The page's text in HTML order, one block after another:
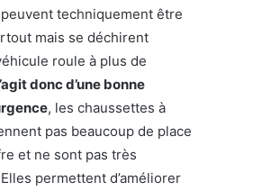
techniquement être
mais se déchirent
roule à plus de
donc d’une bonne
, les chaussettes à
pas beaucoup de place
et ne sont pas très
permettent d’améliorer